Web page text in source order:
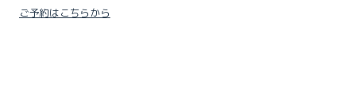
ご予約はこちらから